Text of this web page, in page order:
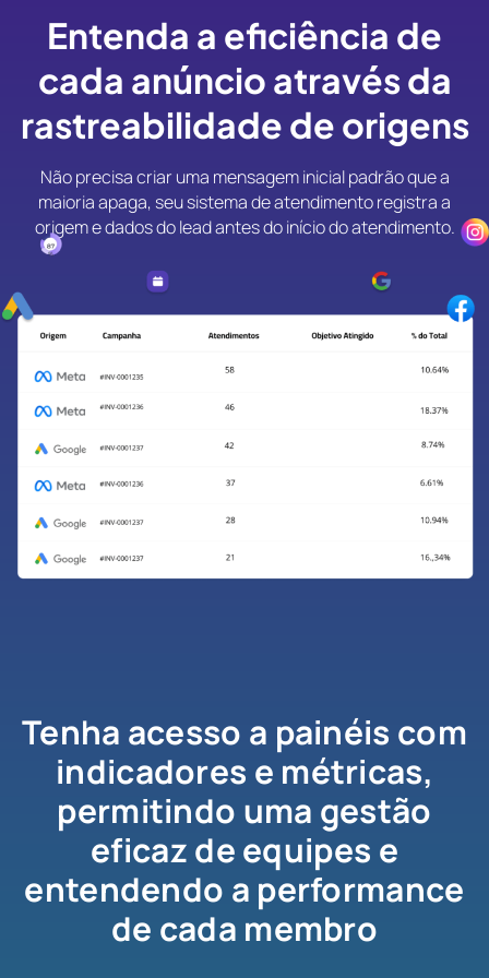
Tenha acesso a painéis com
indicadores e métricas,
permitindo uma gestão
eficaz de equipes e
entendendo a performance
de cada membro
Entenda a eficiência de
cada anúncio através da
rastreabilidade de origens
Não precisa criar uma mensagem inicial padrão que a
maioria apaga, seu sistema de atendimento registra a
origem e dados do lead antes do início do atendimento.